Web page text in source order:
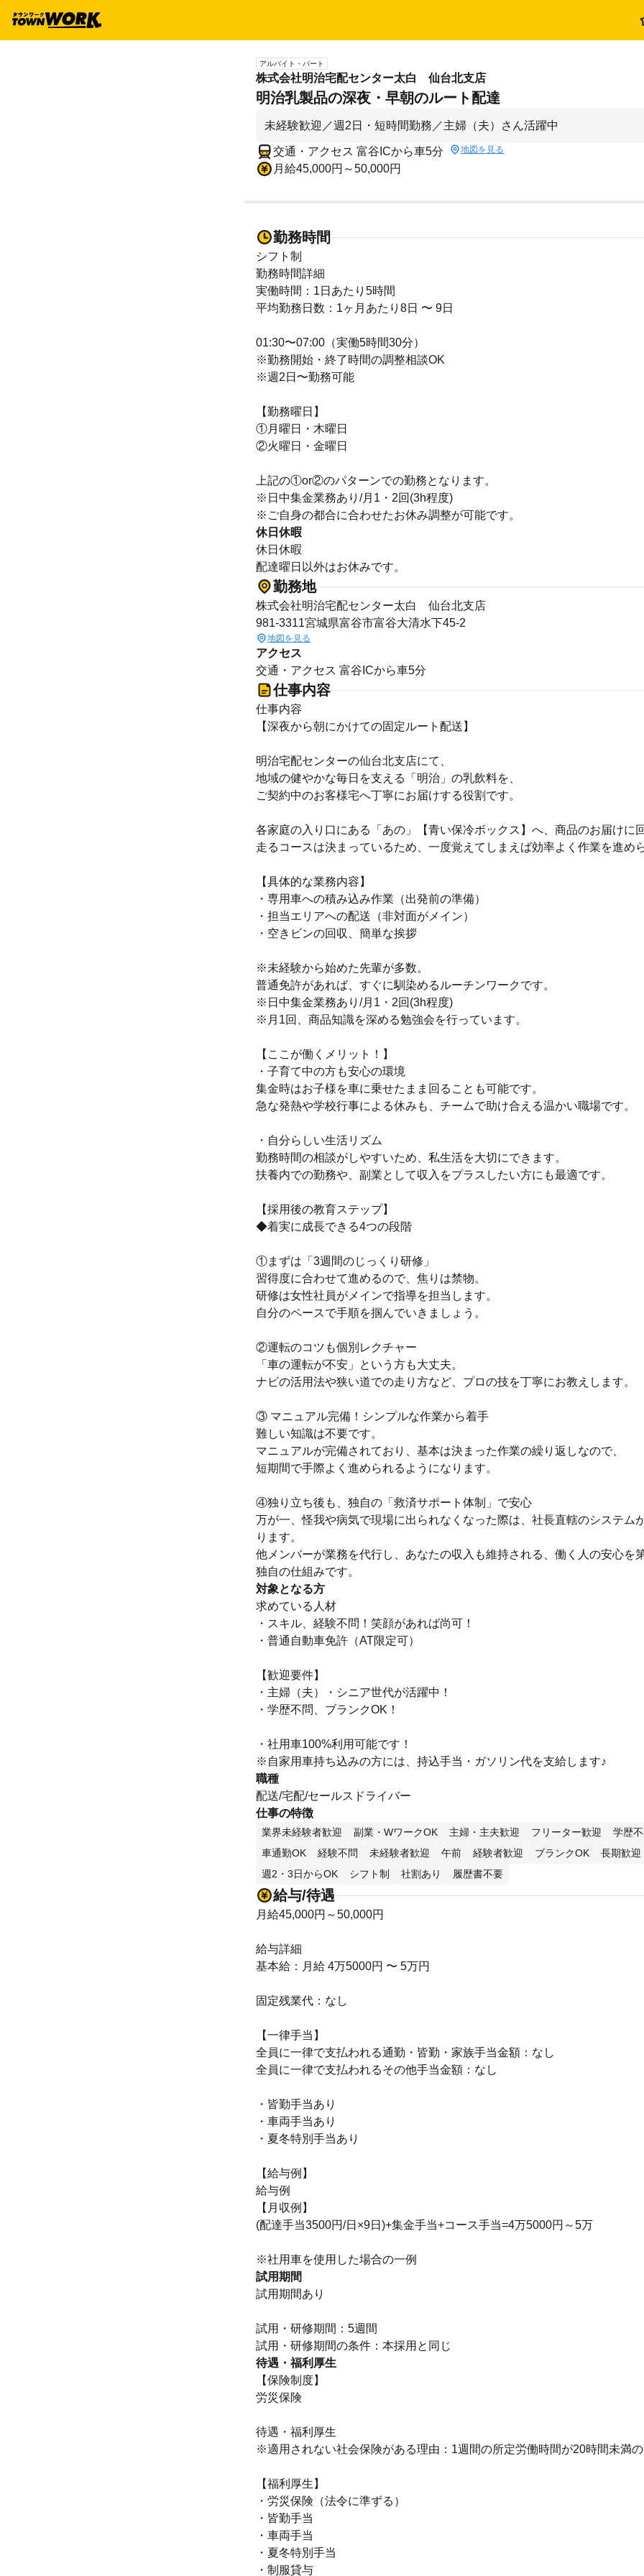
アルバイト・パート
株式会社明治宅配センター太白 仙台北支店
明治乳製品の深夜・早朝のルート配達
未経験歓迎／週2日・短時間勤務／主婦（夫）さん活躍中
交通・アクセス 富谷ICから車5分 地図を見る
月給45,000円～50,000円
勤務時間
シフト制
勤務時間詳細
実働時間：1日あたり5時間
平均勤務日数：1ヶ月あたり8日 〜 9日
01:30〜07:00（実働5時間30分）
※勤務開始・終了時間の調整相談OK
※週2日〜勤務可能
【勤務曜日】
①月曜日・木曜日
②火曜日・金曜日
上記の①or②のパターンでの勤務となります。
※日中集金業務あり/月1・2回(3h程度)
※ご自身の都合に合わせたお休み調整が可能です。
休日休暇
休日休暇
配達曜日以外はお休みです。
勤務地
株式会社明治宅配センター太白 仙台北支店
981-3311宮城県富谷市富谷大清水下45-2
地図を見る
アクセス
交通・アクセス 富谷ICから車5分
仕事内容
仕事内容
【深夜から朝にかけての固定ルート配送】
明治宅配センターの仙台北支店にて、
地域の健やかな毎日を支える「明治」の乳飲料を、
ご契約中のお客様宅へ丁寧にお届けする役割です。
各家庭の入り口にある「あの」【青い保冷ボックス】へ、商品のお届けに
走るコースは決まっているため、一度覚えてしまえば効率よく作業を進め
【具体的な業務内容】
・専用車への積み込み作業（出発前の準備）
・担当エリアへの配送（非対面がメイン）
・空きビンの回収、簡単な挨拶
※未経験から始めた先輩が多数。
普通免許があれば、すぐに馴染めるルーチンワークです。
※日中集金業務あり/月1・2回(3h程度)
※月1回、商品知識を深める勉強会を行っています。
【ここが働くメリット！】
・子育て中の方も安心の環境
集金時はお子様を車に乗せたまま回ることも可能です。
急な発熱や学校行事による休みも、チームで助け合える温かい職場です。
・自分らしい生活リズム
勤務時間の相談がしやすいため、私生活を大切にできます。
扶養内での勤務や、副業として収入をプラスしたい方にも最適です。
【採用後の教育ステップ】
◆着実に成長できる4つの段階
①まずは「3週間のじっくり研修」
習得度に合わせて進めるので、焦りは禁物。
研修は女性社員がメインで指導を担当します。
自分のペースで手順を掴んでいきましょう。
②運転のコツも個別レクチャー
「車の運転が不安」という方も大丈夫。
ナビの活用法や狭い道での走り方など、プロの技を丁寧にお教えします。
③ マニュアル完備！シンプルな作業から着手
難しい知識は不要です。
マニュアルが完備されており、基本は決まった作業の繰り返しなので、
短期間で手際よく進められるようになります。
④独り立ち後も、独自の「救済サポート体制」で安心
万が一、怪我や病気で現場に出られなくなった際は、社長直轄のシステム
ります。
他メンバーが業務を代行し、あなたの収入も維持される、働く人の安心を
独自の仕組みです。
対象となる方
求めている人材
・スキル、経験不問！笑顔があれば尚可！
・普通自動車免許（AT限定可）
【歓迎要件】
・主婦（夫）・シニア世代が活躍中！
・学歴不問、ブランクOK！
・社用車100%利用可能です！
※自家用車持ち込みの方には、持込手当・ガソリン代を支給します♪
職種
配送/宅配/セールスドライバー
仕事の特徴
業界未経験者歓迎 副業・WワークOK 主婦・主夫歓迎 フリーター歓迎
学歴
車通勤OK
経験不問 未経験者歓迎 午前 経験者歓迎 ブランクOK
長期歓迎
週2・3日からOK
シフト制 社割あり 履歴書不要
給与/待遇
月給45,000円～50,000円
給与詳細
基本給：月給 4万5000円 〜 5万円
固定残業代：なし
【一律手当】
全員に一律で支払われる通勤・皆勤・家族手当金額：なし
全員に一律で支払われるその他手当金額：なし
・皆勤手当あり
・車両手当あり
・夏冬特別手当あり
【給与例】
給与例
【月収例】
(配達手当3500円/日×9日)+集金手当+コース手当=4万5000円～5万
※社用車を使用した場合の一例
試用期間
試用期間あり
試用・研修期間：5週間
待遇・福利厚生
【保険制度】
労災保険
待遇・福利厚生
※適用されない社会保険がある理由：1週間の所定労働時間が20時間未満
【福利厚生】
・労災保険（法令に準ずる）
・皆勤手当
・車両手当
・夏冬特別手当
・制服貸与